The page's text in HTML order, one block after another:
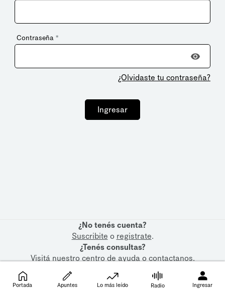
Contraseña *
¿Olvidaste tu contraseña?
Ingresar
¿No tenés cuenta?
Suscribite o registrate.
¿Tenés consultas?
Visitá nuestrocentro de ayudaocontactanos.
Portada Apuntes Lo más leído Radio Ingresar